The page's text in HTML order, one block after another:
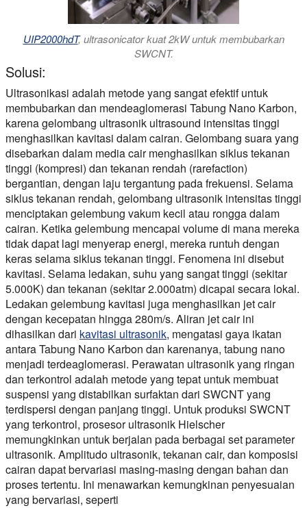
UIP2000hdT, ultrasonicator kuat 2kW untuk membubarkan
SWCNT.
Solusi:
Ultrasonikasi adalah metode yang sangat efektif untuk
membubarkan dan mendeaglomerasi Tabung Nano Karbon,
karena gelombang ultrasonik ultrasound intensitas tinggi
menghasilkan kavitasi dalam cairan. Gelombang suara yang
disebarkan dalam media cair menghasilkan siklus tekanan
tinggi (kompresi) dan tekanan rendah (rarefaction)
bergantian, dengan laju tergantung pada frekuensi. Selama
siklus tekanan rendah, gelombang ultrasonik intensitas tinggi
menciptakan gelembung vakum kecil atau rongga dalam
cairan. Ketika gelembung mencapai volume di mana mereka
tidak dapat lagi menyerap energi, mereka runtuh dengan
keras selama siklus tekanan tinggi. Fenomena ini disebut
kavitasi. Selama ledakan, suhu yang sangat tinggi (sekitar
5.000K) dan tekanan (sekitar 2.000atm) dicapai secara lokal.
Ledakan gelembung kavitasi juga menghasilkan jet cair
dengan kecepatan hingga 280m/s. Aliran jet cair ini
dihasilkan dari kavitasi ultrasonik, mengatasi gaya ikatan
antara Tabung Nano Karbon dan karenanya, tabung nano
menjadi terdeaglomerasi. Perawatan ultrasonik yang ringan
dan terkontrol adalah metode yang tepat untuk membuat
suspensi yang distabilkan surfaktan dari SWCNT yang
terdispersi dengan panjang tinggi. Untuk produksi SWCNT
yang terkontrol, prosesor ultrasonik Hielscher
memungkinkan untuk berjalan pada berbagai set parameter
ultrasonik. Amplitudo ultrasonik, tekanan cair, dan komposisi
cairan dapat bervariasi masing-masing dengan bahan dan
proses tertentu. Ini menawarkan kemungkinan penyesuaian
yang bervariasi, seperti